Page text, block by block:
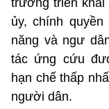
trương triển
ủy, chính
năng và ngư
tác ứng cứu
hạn chế thấp
người dân.